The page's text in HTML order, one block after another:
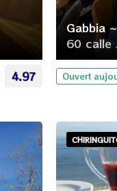
4.97
Gabbia
60 calle
Ouvert